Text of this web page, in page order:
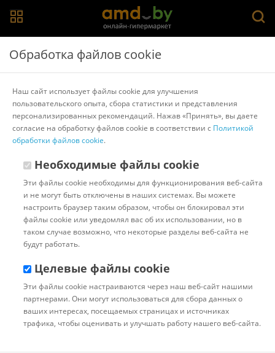
Главная > Каталог товаров Автоакустика
Другие товары JBL
Обработка файлов cookie
Наш сайт использует файлы cookie для улучшения
пользовательского опыта, сбора статистики и представления
персонализированных рекомендаций. Нажав «Принять», вы даете
согласие на обработку файлов cookie в соответствии с Политикой
обработки файлов cookie.
Необходимые файлы cookie
Эти файлы cookie необходимы для функционирования веб-сайта
и не могут быть отключены в наших системах. Вы можете
настроить браузер таким образом, чтобы он блокировал эти
файлы cookie или уведомлял вас об их использовании, но в
таком случае возможно, что некоторые разделы веб-сайта не
будут работать.
Целевые файлы cookie
Эти файлы cookie настраиваются через наш веб-сайт нашими
партнерами. Они могут использоваться для сбора данных о
ваших интересах, посещаемых страницах и источниках
трафика, чтобы оценивать и улучшать работу нашего веб-сайта.